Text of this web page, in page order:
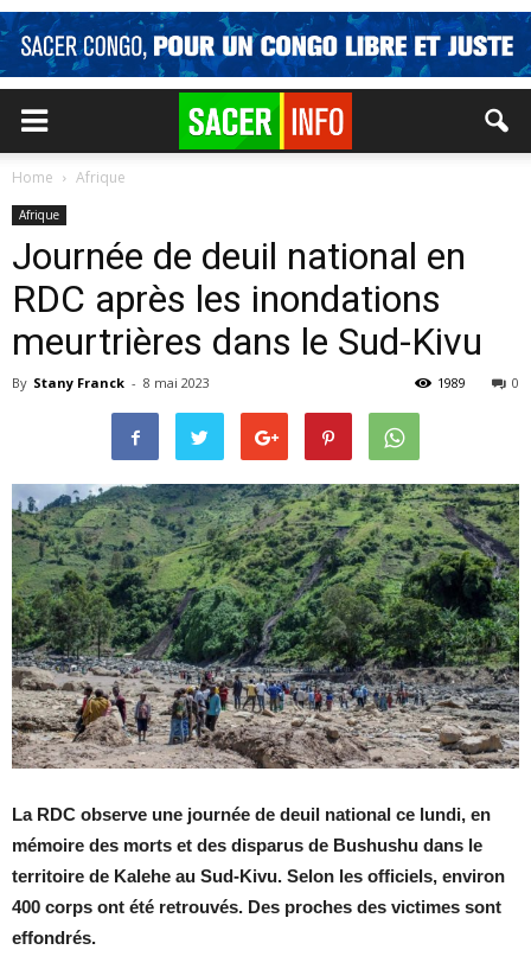
Home Afrique
Afrique
Journée de deuil national en
RDC après les inondations
meurtrières dans le Sud-Kivu
By Stany Franck - 8 mai 2023 0
1989
La RDC observe une journée de deuil national ce lundi, en
mémoire des morts et des disparus de Bushushu dans le
territoire de Kalehe au Sud-Kivu. Selon les officiels, environ
400 corps ont été retrouvés. Des proches des victimes sont
effondrés.